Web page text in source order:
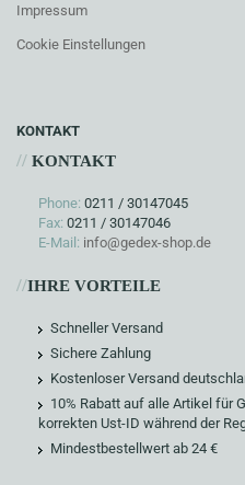
Impressum
Cookie Einstellungen
KONTAKT
// KONTAKT
Phone: 0211 / 30147045
Fax: 0211 / 30147046
E-Mail: info@gedex-shop.de
//IHRE VORTEILE
Schneller Versand
Sichere Zahlung
Kostenloser Versand
10% Rabatt auf alle Artikel für
korrekten Ust-ID während der
Mindestbestellwert ab 24 €